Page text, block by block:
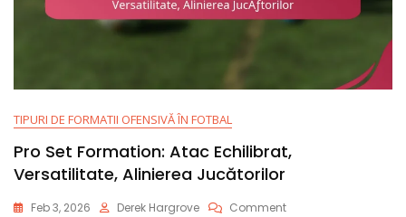
TIPURI DE FORMATII OFENSIVĂ ÎN FOTBAL
Pro Set Formation: Atac Echilibrat,
Versatilitate, Alinierea Jucătorilor
Feb 3, 2026 Derek Hargrove CommentOn